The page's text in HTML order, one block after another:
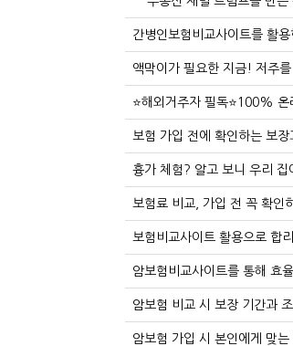
간병인보험비교사이트를 활용
액막이가 필요한 지금! 저주
⭐해외거주자 필독⭐100%
보험 가입 전에 확인하는 보장
흉가 체험? 알고 보니 우리
보험료 비교, 가입 전 꼭 확인
보험비교사이트 활용으로 합
암보험비교사이트를 통해 효
암보험 비교 시 보장 기간과 조
암보험 가입 시 본인에게 맞는